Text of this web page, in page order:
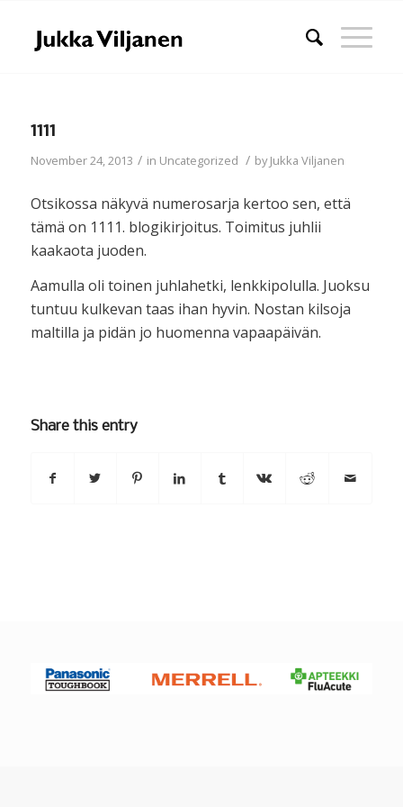
1111
November 24, 2013 / in Uncategorized / byJukka Viljanen
Otsikossa näkyvä numerosarja kertoo sen, että
tämä on 1111. blogikirjoitus. Toimitus juhlii
kaakaota juoden.
Aamulla oli toinen juhlahetki, lenkkipolulla. Juoksu
tuntuu kulkevan taas ihan hyvin. Nostan kilsoja
maltilla ja pidän jo huomenna vapaapäivän.
Share this entry